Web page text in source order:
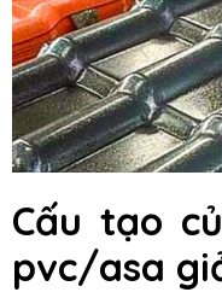
Cấu tạo
pvc/asa